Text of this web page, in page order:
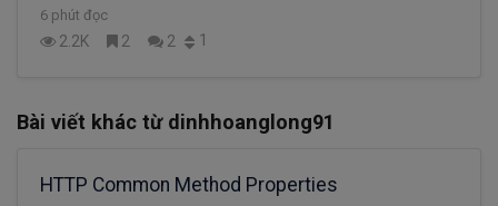
6 phút đọc
2.2K 2 2 1
Bài viết khác từ dinhhoanglong91
HTTP Common Method Properties